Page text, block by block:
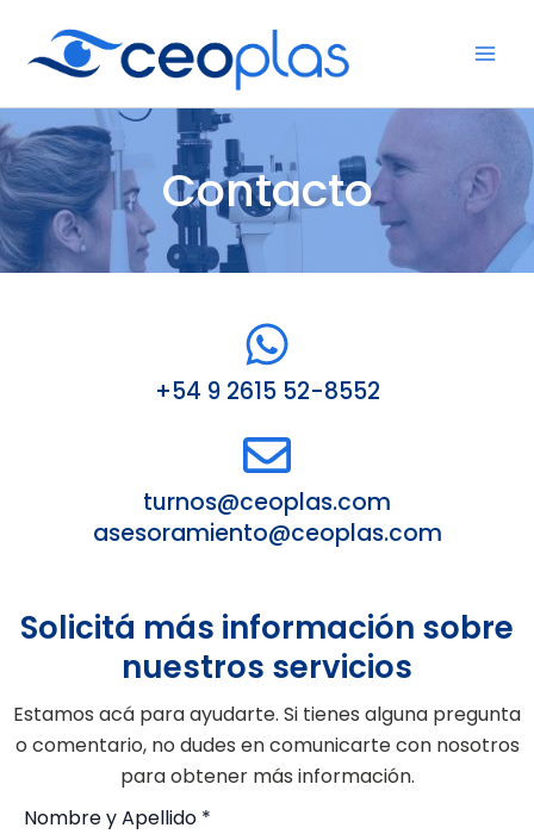
contenido
Contacto
+54 9 2615 52-8552
turnos@ceoplas.com
asesoramiento@ceoplas.com
Solicitá más información sobre
nuestros servicios
Estamos acá para ayudarte. Si tienes alguna pregunta
o comentario, no dudes en comunicarte con nosotros
para obtener más información.
Nombre y Apellido *